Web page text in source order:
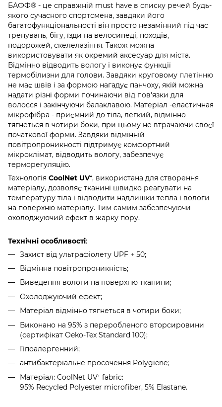
БАФФ® - це справжній must have в списку речей будь-
якого сучасного спортсмена, завдяки його
багатофункціональності він просто незамінний під час
тренувань, бігу, їзди на велосипеді, походів,
подорожей, скелелазіння. Також можна
використовувати як окремий аксесуар для міста.
Відмінно відводить вологу і виконує функції
термобілизни для голови. Завдяки круговому плетінню
не має швів і за формою нагадує панчоху, якій можна
надати різні форми починаючи від пов'язки для
волосся і закінчуючи балаклавою. Матеріал -еластичная
мікрофібра - приємний до тіла, легкий, відмінно
тягнеться в чотири боки, при цьому не втрачаючи своєї
початкової форми. Завдяки відмінній
повітропроникності підтримує комфортний
мікроклімат, відводить вологу, забезпечує
терморегуляцію.
Технологія CoolNet UV⁺, використана для створення
матеріалу, дозволяє тканині швидко реагувати на
температуру тіла і відводити надлишки тепла і вологи
на поверхню матеріалу. Тим самим забезпечуючи
охолоджуючий ефект в жарку пору.
Технічні особливості:
Захист від ультрафіолету UPF + 50;
Відмінна повітропроникність;
Виведення вологи на поверхню тканини;
Охолоджуючий ефект;
Матеріал відмінно тягнеться в чотири боки;
Виконано на 95% з переробленого вторсировини
(сертифікат Oeko-Tex Standard 100);
Гіпоалергенний;
антибактеріальне просочення Polygiene;
Матеріал: CoolNet UV⁺ fabric:
95% Recycled Polyester microfiber, 5% Elastane.